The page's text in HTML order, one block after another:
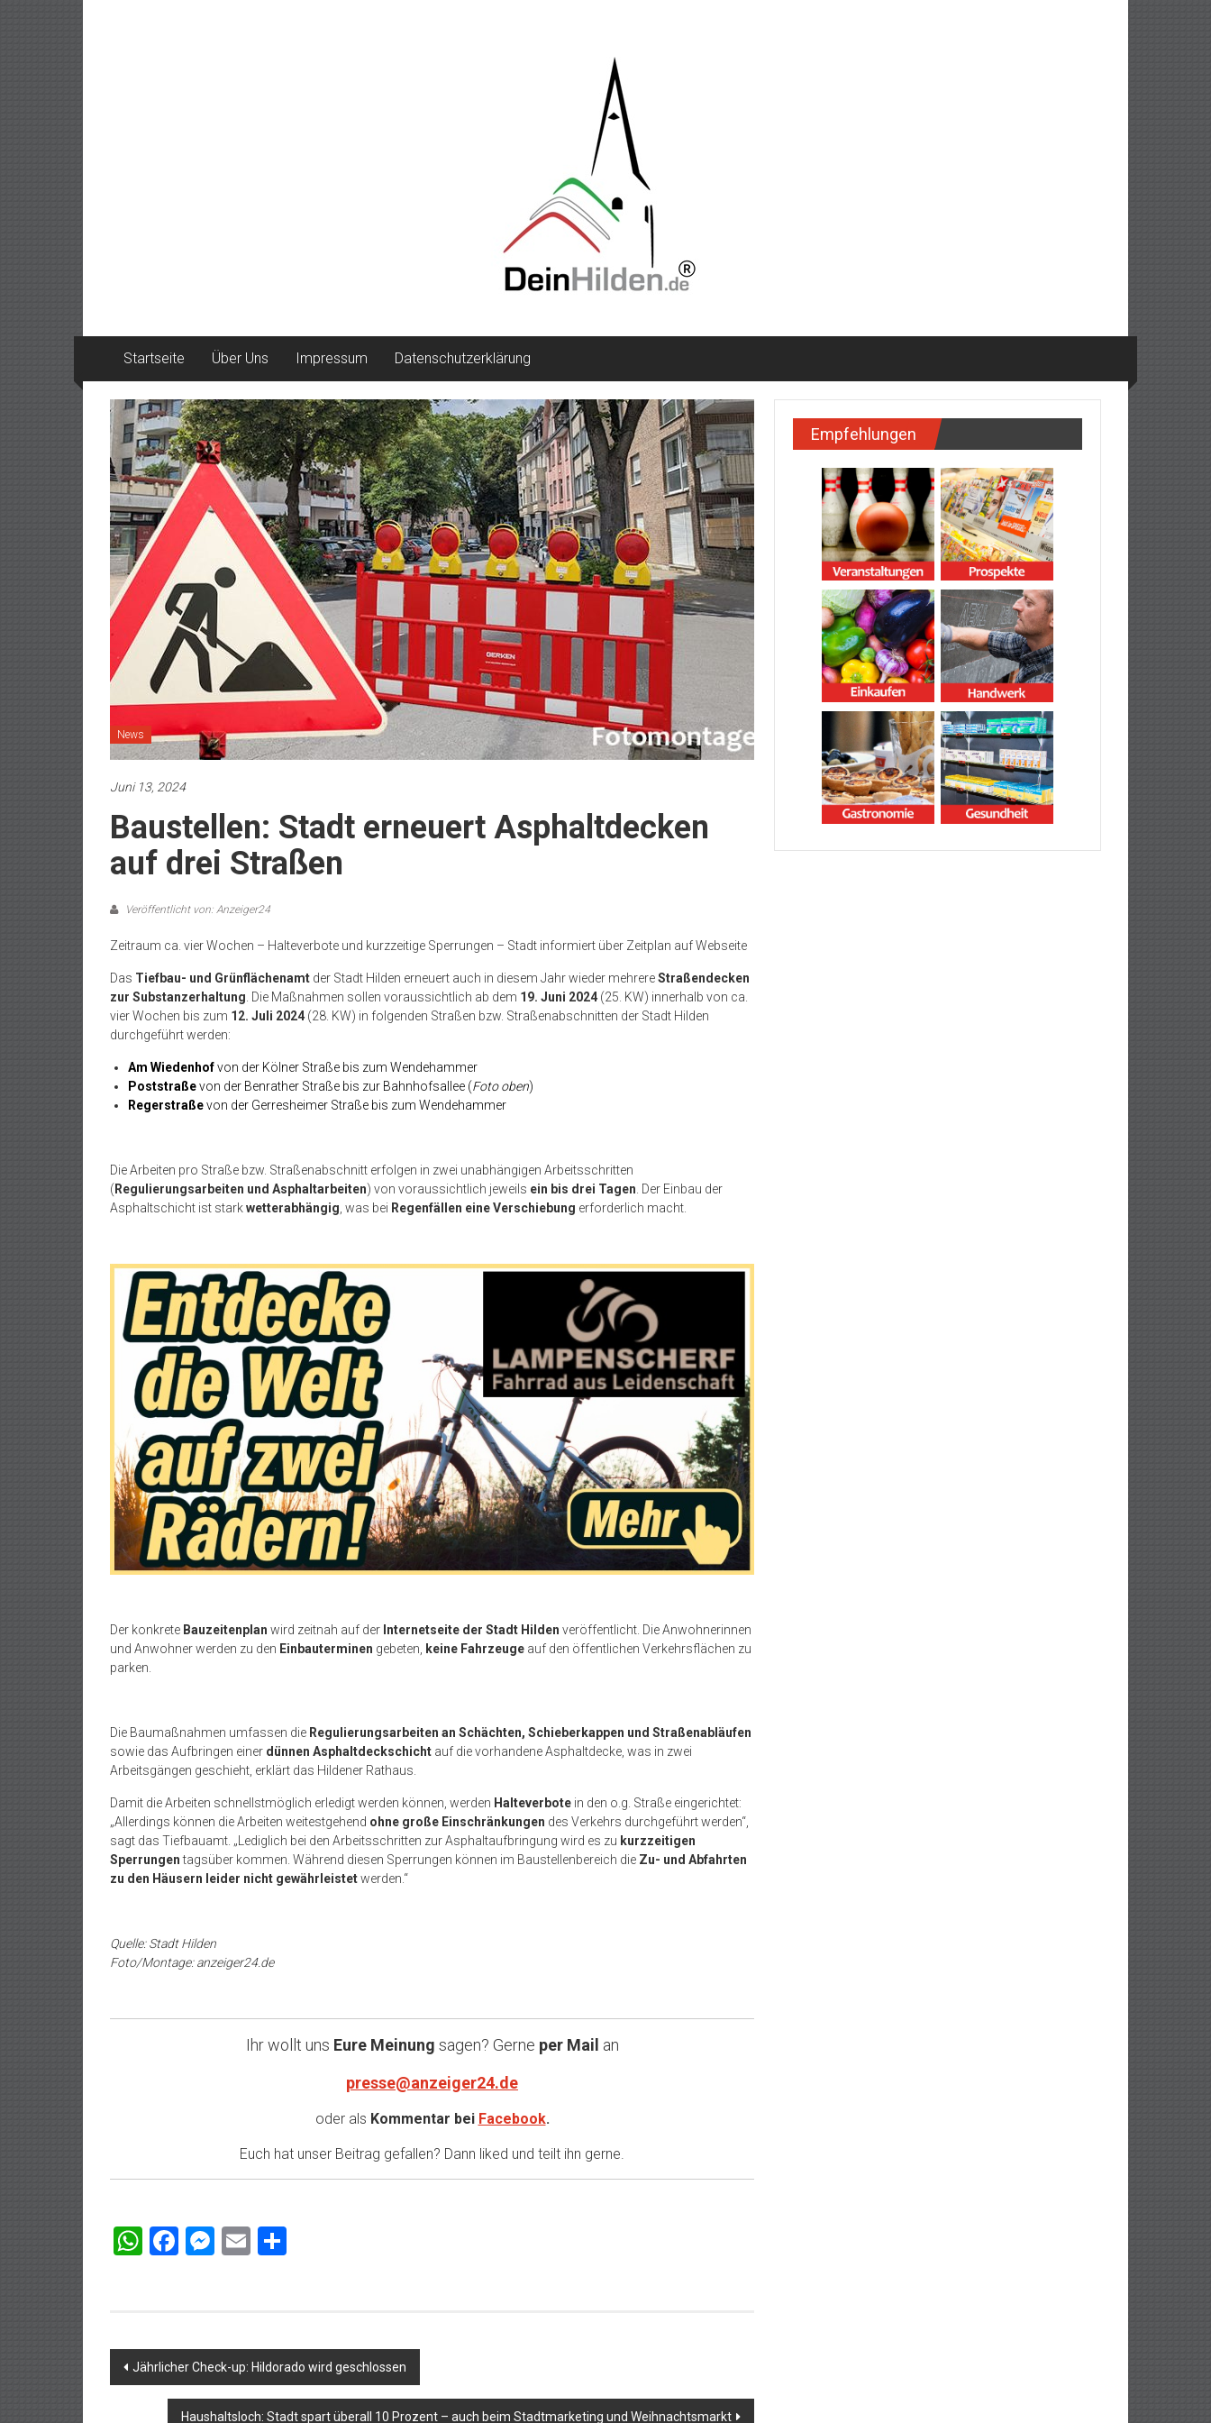
Startseite Über Uns Impressum Datenschutzerklärung
News
Juni 13, 2024
Baustellen: Stadt erneuert Asphaltdecken
auf drei Straßen
Veröffentlicht von: Anzeiger24
Zeitraum ca. vier Wochen – Halteverbote und kurzzeitige Sperrungen – Stadt informiert über Zeitplan auf Webseite
Das Tiefbau- und Grünflächenamt der Stadt Hilden erneuert auch in diesem Jahr wieder mehrereStraßendecken
zur Substanzerhaltung . Die Maßnahmen sollen voraussichtlich ab dem 19. Juni 2024 (25. KW) innerhalb von ca.
vier Wochen bis zum 12. Juli 2024 (28. KW) in folgenden Straßen bzw. Straßenabschnitten der Stadt Hilden
durchgeführt werden:
Am Wiedenhofvon der Kölner Straße bis zum Wendehammer
Poststraßevon der Benrather Straße bis zur Bahnhofsallee (Foto oben)
Regerstraßevon der Gerresheimer Straße bis zum Wendehammer
Die Arbeiten pro Straße bzw. Straßenabschnitt erfolgen in zwei unabhängigen Arbeitsschritten
( Regulierungsarbeiten und Asphaltarbeiten) von voraussichtlich jeweils ein bis drei Tagen . Der Einbau der
Asphaltschicht ist starkwetterabhängig , was bei Regenfällen eine Verschiebung erforderlich macht.
Der konkrete Bauzeitenplan wird zeitnah auf der Internetseite der Stadt Hilden veröffentlicht. Die Anwohnerinnen
und Anwohner werden zu den Einbauterminen gebeten, keine Fahrzeuge auf den öffentlichen Verkehrsflächen zu
parken.
Die Baumaßnahmen umfassen die Regulierungsarbeiten an Schächten, Schieberkappen und Straßenabläufen
sowie das Aufbringen einer dünnen Asphaltdeckschicht auf die vorhandene Asphaltdecke, was in zwei
Arbeitsgängen geschieht, erklärt das Hildener Rathaus.
Damit die Arbeiten schnellstmöglich erledigt werden können, werden Halteverbote in den o.g. Straße eingerichtet:
„Allerdings können die Arbeiten weitestgehend ohne große Einschränkungen des Verkehrs durchgeführt werden“,
sagt das Tiefbauamt. „Lediglich bei den Arbeitsschritten zur Asphaltaufbringung wird es zu kurzzeitigen
Sperrungentagsüber kommen. Während diesen Sperrungen können im Baustellenbereich die Zu- und Abfahrten
zu den Häusern leider nicht gewährleistetwerden.“
Quelle: Stadt Hilden
Foto/Montage: anzeiger24.de
Ihr wollt uns Eure Meinung sagen? Gerne per Mail an
presse@anzeiger24.de
oder als Kommentar bei Facebook.
Euch hat unser Beitrag gefallen? Dann liked und teilt ihn gerne.
WhatsApp
Facebook
Messenger
Email
Beitragsnavigation
Jährlicher Check-up: Hildorado wird geschlossen
Haushaltsloch: Stadt spart überall 10 Prozent – auch beim Stadtmarketing und Weihnachtsmarkt
Empfehlungen